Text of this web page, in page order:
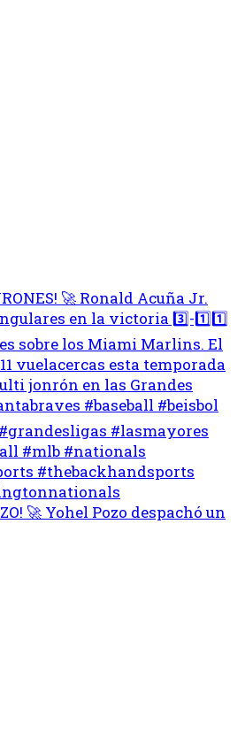
🚀 Yohel Pozo despachó un